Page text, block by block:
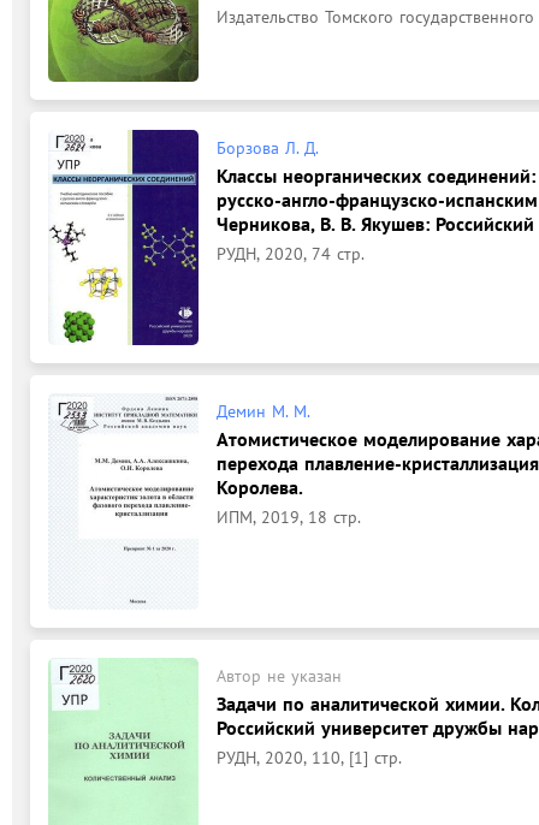
Издательство Томского
Борзова Л. Д.
Классы неорганических
русско-англо-французско-
Черникова, В. В. Якушев:
РУДН, 2020, 74 стр.
Демин М. М.
Атомистическое моделирование
перехода плавление-
Королева.
ИПМ, 2019, 18 стр.
Автор не указан
Задачи по аналитической химии.
Российский университет дружбы
РУДН, 2020, 110, [1] стр.